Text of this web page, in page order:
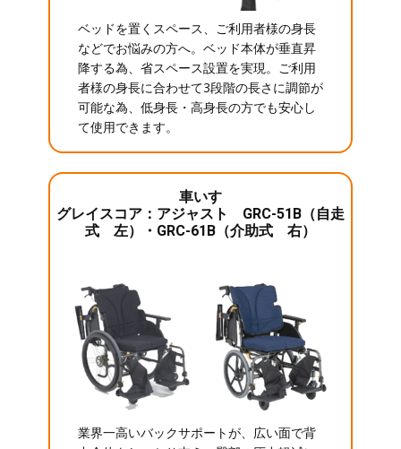
ベッドを置くスペース、ご利用者様の身長
などでお悩みの方へ。ベッド本体が垂直昇
降する為、省スペース設置を実現。ご利用
者様の身長に合わせて3段階の長さに調節が
可能な為、低身長・高身長の方でも安心し
て使用できます。
車いす
グレイスコア：アジャスト GRC-51B（自走
式 左）・GRC-61B（介助式 右）
業界一高いバックサポートが、広い面で背